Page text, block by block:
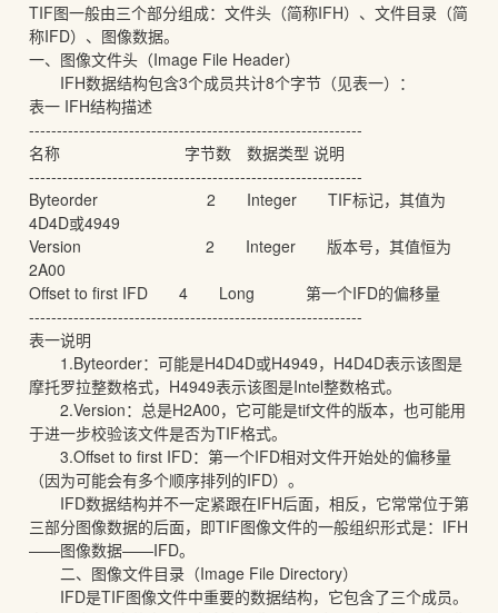
TIF图一般由三个部分组成：文件头（简称IFH）、文件目录（简
称IFD）、图像数据。
一、图像文件头（Image File Header）
IFH数据结构包含3个成员共计8个字节（见表一）：
表一 IFH结构描述
------------------------------------------------------------
名称 字节数 数据类型 说明
------------------------------------------------------------
Byteorder 2 Integer TIF标记，其值为
4D4D或4949
Version 2 Integer 版本号，其值恒为
2A00
Offset to first IFD 4 Long 第一个IFD的偏移量
------------------------------------------------------------
表一说明
1.Byteorder：可能是H4D4D或H4949，H4D4D表示该图是
摩托罗拉整数格式，H4949表示该图是Intel整数格式。
2.Version：总是H2A00，它可能是tif文件的版本，也可能用
于进一步校验该文件是否为TIF格式。
3.Offset to first IFD：第一个IFD相对文件开始处的偏移量
（因为可能会有多个顺序排列的IFD）。
IFD数据结构并不一定紧跟在IFH后面，相反，它常常位于第
三部分图像数据的后面，即TIF图像文件的一般组织形式是：IFH
——图像数据——IFD。
二、图像文件目录（Image File Directory）
IFD是TIF图像文件中重要的数据结构，它包含了三个成员。